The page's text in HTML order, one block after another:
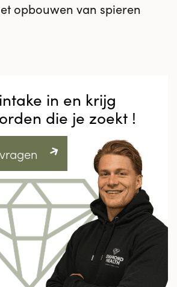
opbouwen van spieren
in en krijg
die je zoekt !